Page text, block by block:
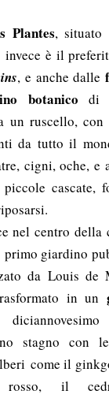
Plantes,
invece è il
, e anche dalle
botanico di
un ruscello, con
da tutto il
cigni, oche, e
cascate,
nel centro della
primo giardino
daLouis de
in un
stagno con
come il
il